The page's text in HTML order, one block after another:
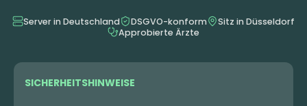
Server in Deutschland DSGVO-konform
Sitz in Düsseldorf
Approbierte Ärzte
SICHERHEITSHINWEISE